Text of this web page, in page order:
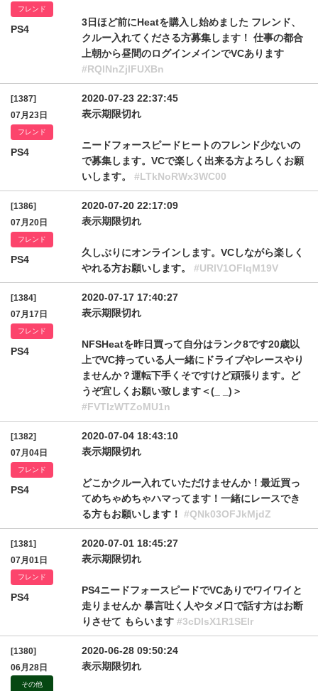
フレンド
PS4
3日ほど前にHeatを購入し始めました フレンド、
クルー入れてくださる方募集します！ 仕事の都合
上朝から昼間のログインメインでVCあります
#RQlNnZjlFUXBn
[1387]
07月23日
フレンド
PS4
2020-07-23 22:37:45
表示期限切れ
ニードフォースピードヒートのフレンド少ないの
で募集します。VCで楽しく出来る方よろしくお願
いします。 #LTkNoRWx3WC00
[1386]
07月20日
フレンド
PS4
2020-07-20 22:17:09
表示期限切れ
久しぶりにオンラインします。VCしながら楽しく
やれる方お願いします。 #URlV1OFlqM19V
[1384]
07月17日
フレンド
PS4
2020-07-17 17:40:27
表示期限切れ
NFSHeatを昨日買って自分はランク8です20歳以
上でVC持っている人一緒にドライブやレースやり
ませんか？運転下手くそですけど頑張ります。ど
うぞ宜しくお願い致します＜(_ _)＞
#FVTIzWTZoMU1n
[1382]
07月04日
フレンド
PS4
2020-07-04 18:43:10
表示期限切れ
どこかクルー入れていただけませんか！最近買っ
てめちゃめちゃハマってます！一緒にレースでき
る方もお願いします！ #QNk03OFJkMjdZ
[1381]
07月01日
フレンド
PS4
2020-07-01 18:45:27
表示期限切れ
PS4ニードフォースピードでVCありでワイワイと
走りませんか 暴言吐く人やタメ口で話す方はお断
りさせて もらいます #3cDlsX1R1SElr
[1380]
06月28日
その他
2020-06-28 09:50:24
表示期限切れ